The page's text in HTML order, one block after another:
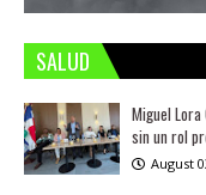
SALUD
Miguel
sin un rol
August